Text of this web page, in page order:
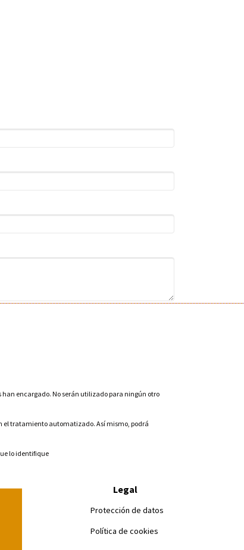
han encargado. No serán utilizado para ningún otro
el tratamiento automatizado. Así mismo, podrá
lo identifique
Legal
Protección de datos
Política de cookies